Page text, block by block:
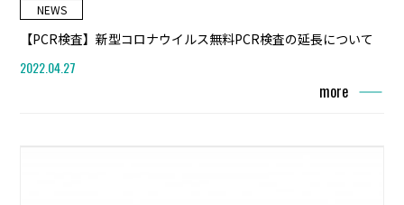
NEWS
【PCR検査】新型コロナウイルス無料PCR検査の延長について
2022.04.27
more